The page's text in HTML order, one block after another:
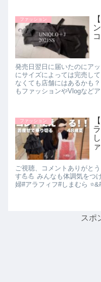
ファッション
発売日翌日に届いたのにア
にサイズによっては完売し
なくても店舗にはあるかも
もファッションやVlogなど
ファッション
ご視聴、コメントありがと
す💪💪 みんなも体調気をつ
婦#アラフィフ#しまむら
スポ